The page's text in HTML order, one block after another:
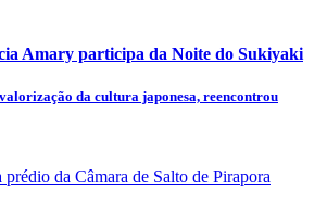
Amary participa da Noite do Sukiyaki
da cultura japonesa, reencontrou